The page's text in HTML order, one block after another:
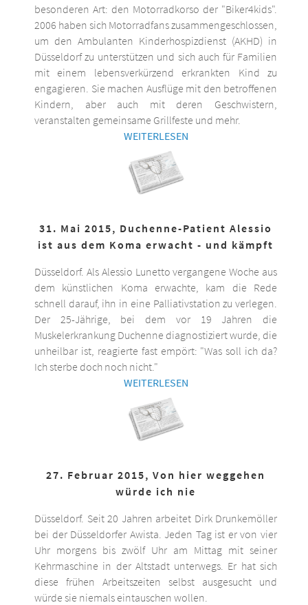
besonderen Art: den Motorradkorso der "Biker4kids".
2006 haben sich Motorradfans zusammengeschlossen,
um den Ambulanten Kinderhospizdienst (AKHD) in
Düsseldorf zu unterstützen und sich auch für Familien
mit einem lebensverkürzend erkrankten Kind zu
engagieren. Sie machen Ausflüge mit den betroffenen
Kindern, aber auch mit deren Geschwistern,
veranstalten gemeinsame Grillfeste und mehr.
WEITERLESEN
31. Mai 2015, Duchenne-Patient Alessio
ist aus dem Koma erwacht - und kämpft
Düsseldorf. Als Alessio Lunetto vergangene Woche aus
dem künstlichen Koma erwachte, kam die Rede
schnell darauf, ihn in eine Palliativstation zu verlegen.
Der 25-Jährige, bei dem vor 19 Jahren die
Muskelerkrankung Duchenne diagnostiziert wurde, die
unheilbar ist, reagierte fast empört: "Was soll ich da?
Ich sterbe doch noch nicht."
WEITERLESEN
27. Februar 2015, Von hier weggehen
würde ich nie
Düsseldorf. Seit 20 Jahren arbeitet Dirk Drunkemöller
bei der Düsseldorfer Awista. Jeden Tag ist er von vier
Uhr morgens bis zwölf Uhr am Mittag mit seiner
Kehrmaschine in der Altstadt unterwegs. Er hat sich
diese frühen Arbeitszeiten selbst ausgesucht und
würde sie niemals eintauschen wollen.